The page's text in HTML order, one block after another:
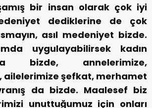
bir insan olarak çok iyi
dediklerine de çok
asıl medeniyet bizde.
uygulayabilirsek kadın
bizde, annelerimize,
ailelerimize şefkat, merhamet
da bizde. Maalesef biz
unuttuğumuz için onları